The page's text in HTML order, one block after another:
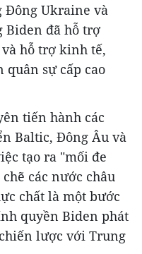
Đông Ukraine và
Biden đã hỗ trợ
hỗ trợ kinh tế,
quân sự cấp cao
tiến hành các
Baltic, Đông Âu và
tạo ra "mối đe
các nước châu
chất là một bước
quyền Biden phát
lược với Trung